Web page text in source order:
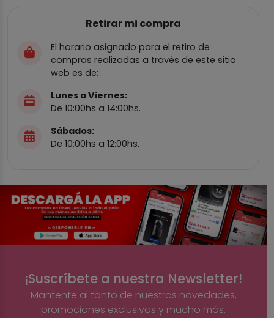
Retirar mi compra
El horario asignado para el retiro de
compras realizadas a través de este sitio
web es de:
Lunes a Viernes:
De 10:00hs a 14:00hs.
Sábados:
De 10:00hs a 12:00hs.
¡Suscríbete a nuestra Newsletter!
Mantente al tanto de nuestras novedades,
promociones exclusivas y mucho más.